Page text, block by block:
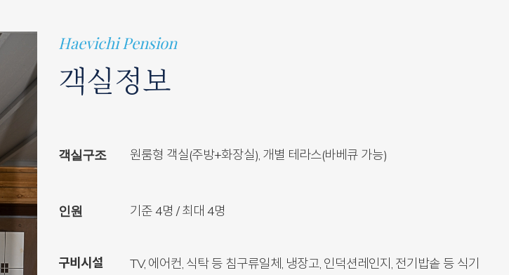
Haevichi Pension
객실정보
객실구조 원룸형 객실(주방+화장실), 개별 테라스(바베큐 가능)
인원 기준 4명 / 최대 4명
구비시설
TV, 에어컨, 식탁 등 침구류일체, 냉장고, 인덕션레인지, 전기밥솥 등 식기